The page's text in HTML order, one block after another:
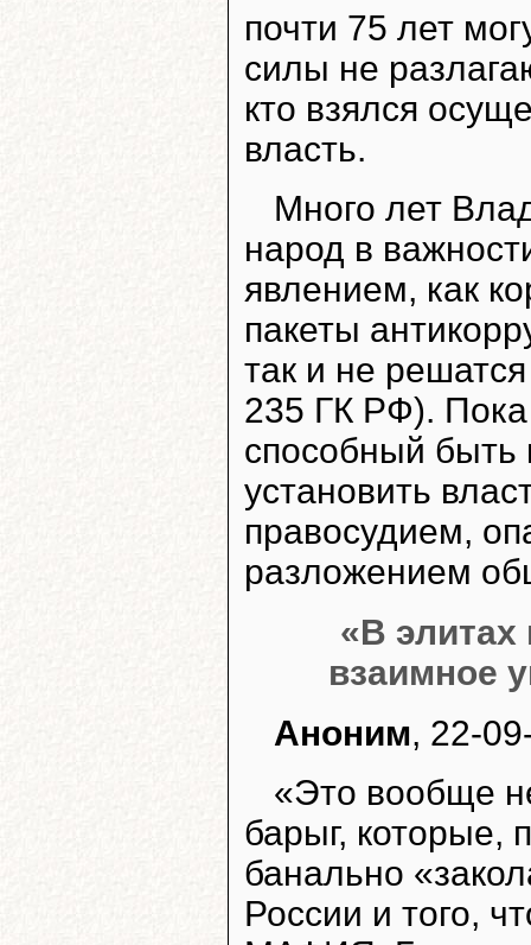
почти 75 лет
силы не
кто взялся
власть.
Много лет
народ в
явлением, как
пакеты
так и не
235 ГК РФ). Пока
способный быть
установить
правосудием,
разложением
«В элитах
взаимное
Аноним, 22-
«Это вообще
барыг, которые,
банально
России и того,